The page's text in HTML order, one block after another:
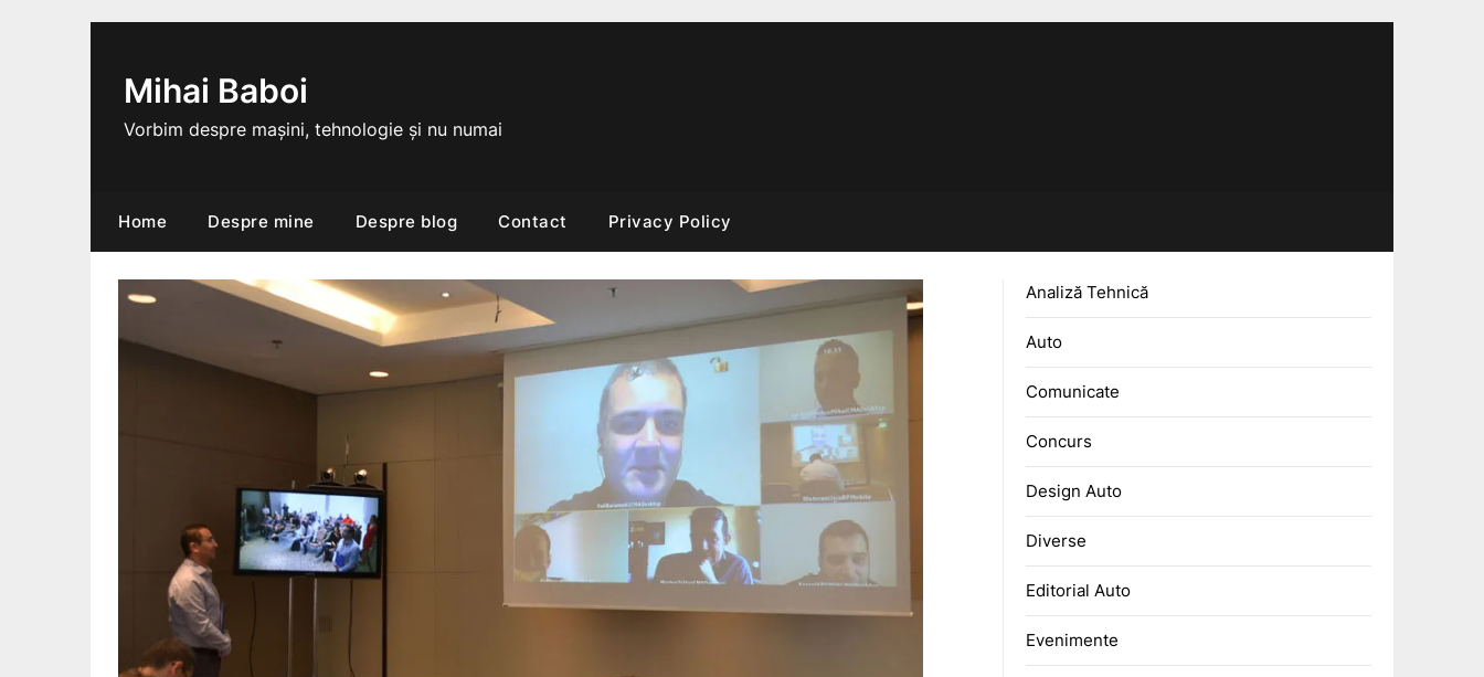
Mihai Baboi
Vorbim despre mașini, tehnologie și nu numai
Home Despre mine Despre blog Contact Privacy Policy
Analiză Tehnică
Auto
Comunicate
Concurs
Design Auto
Diverse
Editorial Auto
Evenimente